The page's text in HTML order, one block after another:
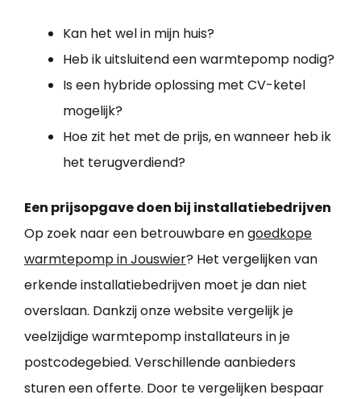
Kan het wel in mijn huis?
Heb ik uitsluitend een warmtepomp nodig?
Is een hybride oplossing met CV-ketel
mogelijk?
Hoe zit het met de prijs, en wanneer heb ik
het terugverdiend?
Een prijsopgave doen bij installatiebedrijven
Op zoek naar een betrouwbare engoedkope
warmtepomp in Jouswier? Het vergelijken van
erkende installatiebedrijven moet je dan niet
overslaan. Dankzij onze website vergelijk je
veelzijdige warmtepomp installateurs in je
postcodegebied. Verschillende aanbieders
sturen een offerte. Door te vergelijken bespaar